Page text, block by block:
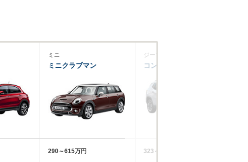
ミニ
ミニクラブマン
290～615万円
ジープ
コンパス
323～568万円